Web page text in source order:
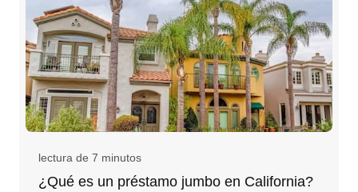
lectura de 7 minutos
¿Qué es un préstamo jumbo en California?